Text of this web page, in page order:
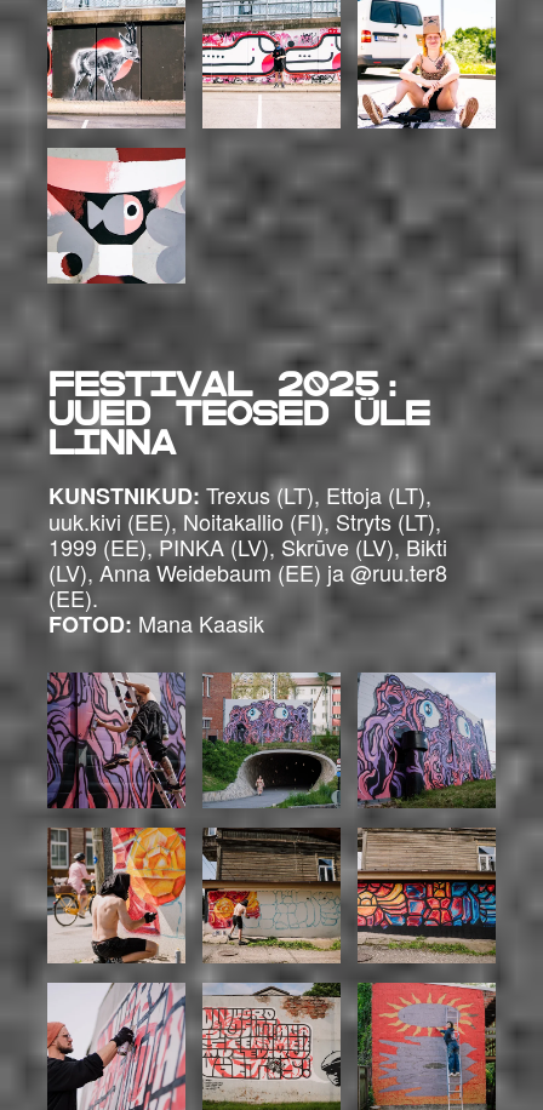
Festival 2025:
UUED TEOSED ÜLE
LINNA
KUNSTNIKUD: Trexus (LT), Ettoja (LT),
uuk.kivi (EE), Noitakallio (FI), Stryts (LT),
1999 (EE), PINKA (LV), Skrūve (LV), Bikti
(LV), Anna Weidebaum (EE) ja @ruu.ter8
(EE).
FOTOD: Mana Kaasik